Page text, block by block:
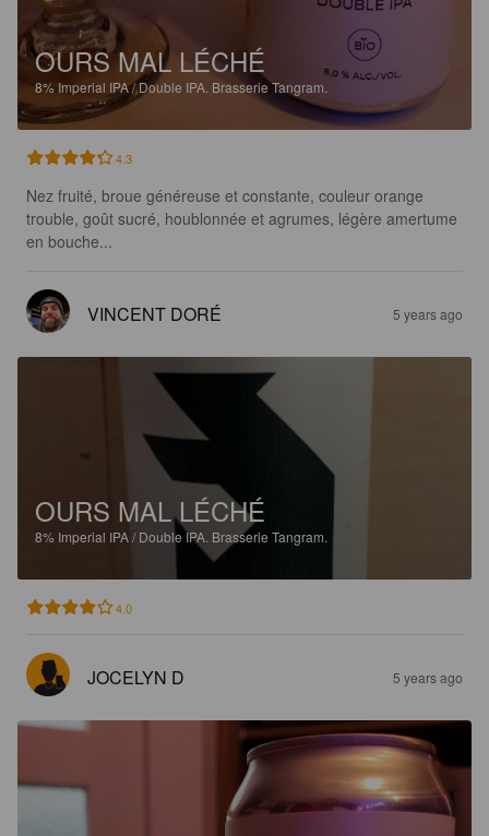
OURS MAL LÉCHÉ
8% Imperial IPA / Double IPA. Brasserie Tangram.
4.3
Nez fruité, broue généreuse et constante, couleur orange
trouble, goût sucré, houblonnée et agrumes, légère amertume
en bouche...
VINCENT DORÉ 5 years ago
OURS MAL LÉCHÉ
8% Imperial IPA / Double IPA. Brasserie Tangram.
4.0
JOCELYN D 5 years ago